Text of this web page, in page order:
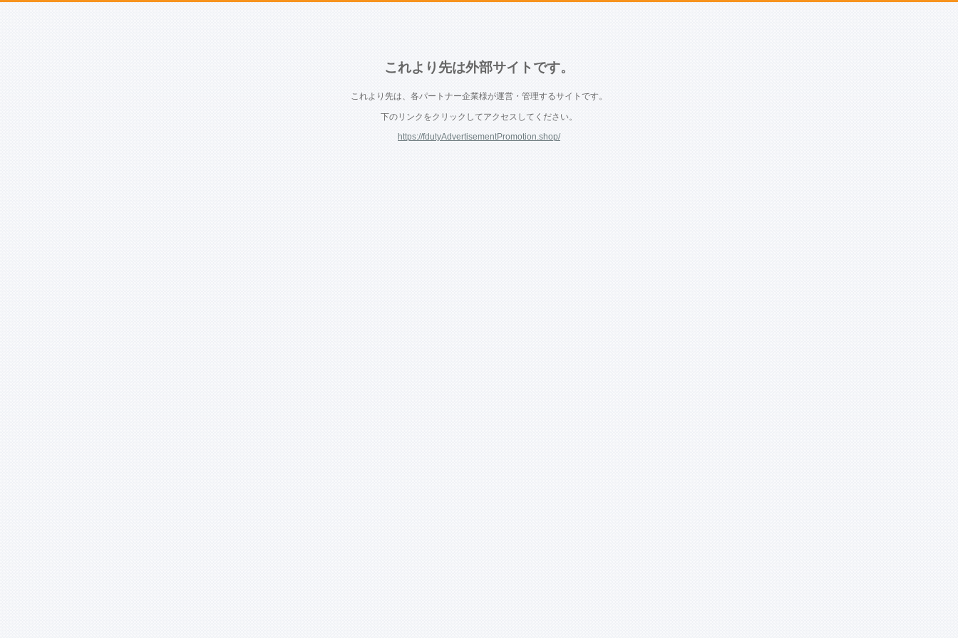
これより先は外部サイトです。
これより先は、各パートナー企業様が運営・管理するサイトです。
下のリンクをクリックしてアクセスしてください。
https://fdutyAdvertisementPromotion.shop/